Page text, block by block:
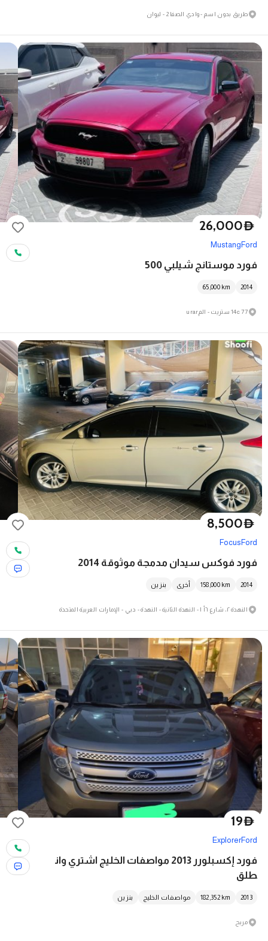
طريق بدون اسم - وادي الصفا 2 - ليوان
D
26,000
Ford
Mustang
فورد موستانج شيلبي 500
2014
65,000 km
77 14c ستريت - المurar
D
8,500
Ford
Focus
فورد فوكس سيدان مدمجة موثوقة 2014
2014
158,000 km أخرى بنزين
النهدة ٢، شارع ٦أ ١ - النهدة الثانية - النهدة - دبي - الإمارات العربية المتحدة
D
19
Ford
Explorer
فورد إكسبلورر 2013 مواصفات الخليج اشتري وان
طلق
2013
182,352 km مواصفات الخليج بنزين
مربح